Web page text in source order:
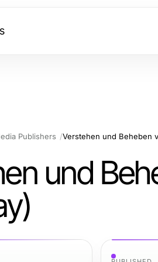
Publishers Verstehen und Beheben
und